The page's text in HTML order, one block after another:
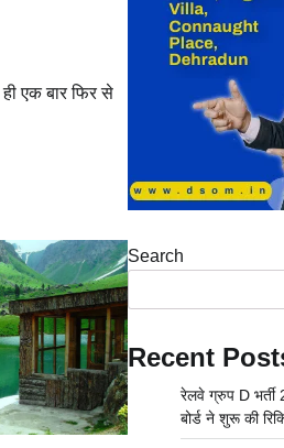
एक बार फिर से
Search
Recent
रेलवे ग्रुप D भर्ती
बोर्ड ने शुरू की